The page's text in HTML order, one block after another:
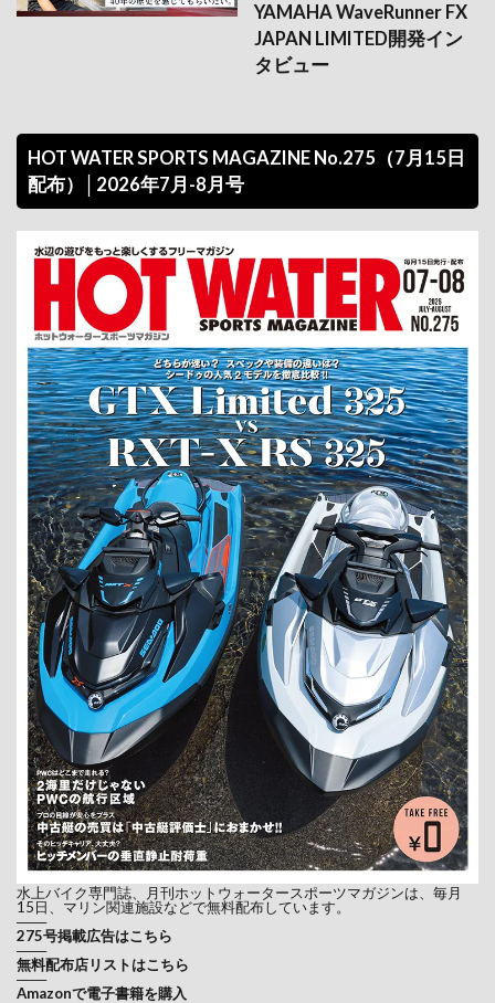
YAMAHA WaveRunner FX
JAPAN LIMITED開発イン
タビュー
HOT WATER SPORTS MAGAZINE No.275（7月15日
配布）│2026年7月-8月号
水上バイク専門誌、月刊ホットウォータースポーツマガジンは、毎月
15日、マリン関連施設などで無料配布しています。
───
275号掲載広告はこちら
───
無料配布店リストはこちら
───
Amazonで電子書籍を購入